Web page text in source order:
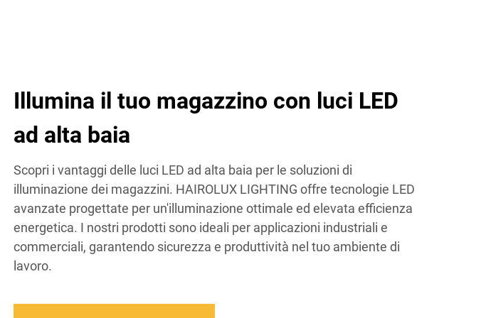
Illumina il tuo magazzino con luci LED
ad alta baia
Scopri i vantaggi delle luci LED ad alta baia per le soluzioni di
illuminazione dei magazzini. HAIROLUX LIGHTING offre tecnologie LED
avanzate progettate per un'illuminazione ottimale ed elevata efficienza
energetica. I nostri prodotti sono ideali per applicazioni industriali e
commerciali, garantendo sicurezza e produttività nel tuo ambiente di
lavoro.